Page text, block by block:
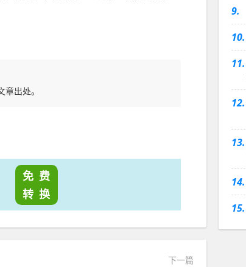
出处。
免 费
转 换
下一篇
9.
10.
11.
12.
13.
14.
15.